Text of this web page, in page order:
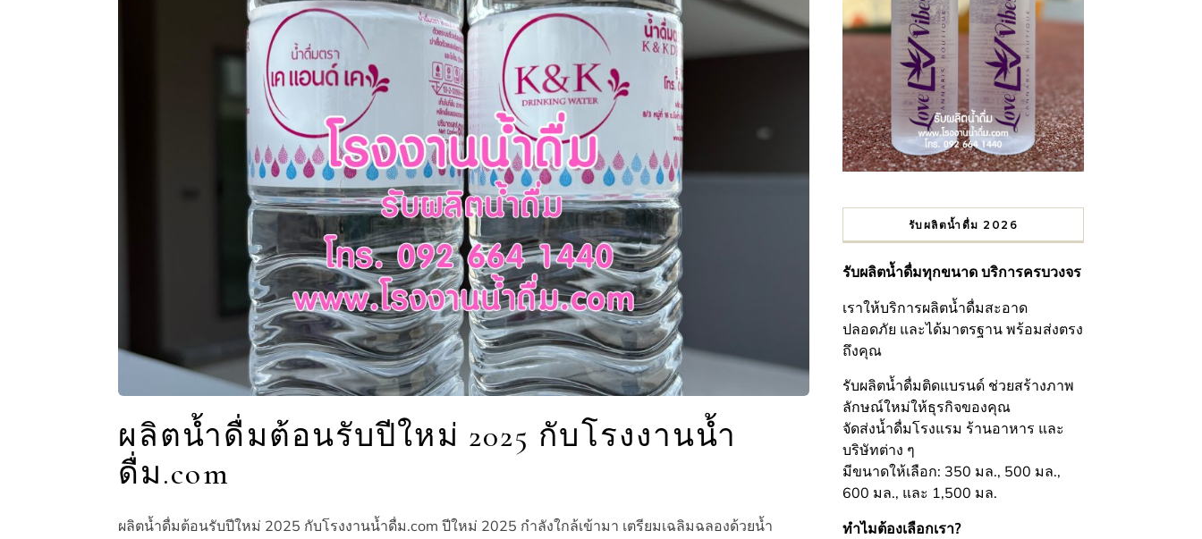
ผลิตน้ำดื่มต้อนรับปีใหม่ 2025 กับโรงงานน้ำ
ดื่ม.com
ผลิตน้ำดื่มต้อนรับปีใหม่ 2025 กับโรงงานน้ำดื่ม.com ปีใหม่ 2025 กำลังใกล้เข้ามา เตรียมเฉลิมฉลองด้วยน้ำ
รับผลิตน้ำดื่ม 2026
รับผลิตน้ำดื่มทุกขนาด บริการครบวงจร
เราให้บริการผลิตน้ำดื่มสะอาด
ปลอดภัย และได้มาตรฐาน พร้อมส่งตรง
ถึงคุณ
รับผลิตน้ำดื่มติดแบรนด์ ช่วยสร้างภาพ
ลักษณ์ใหม่ให้ธุรกิจของคุณ
จัดส่งน้ำดื่มโรงแรม ร้านอาหาร และ
บริษัทต่าง ๆ
มีขนาดให้เลือก: 350 มล., 500 มล.,
600 มล., และ 1,500 มล.
ทำไมต้องเลือกเรา?